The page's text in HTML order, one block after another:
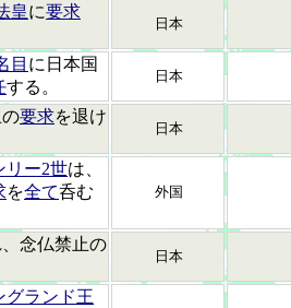
皇に要求
日本
目 に日本国
する。
日本
要求を退け
日本
リー2世は、
を全て呑む
外国
念仏禁止の
日本
グランド王